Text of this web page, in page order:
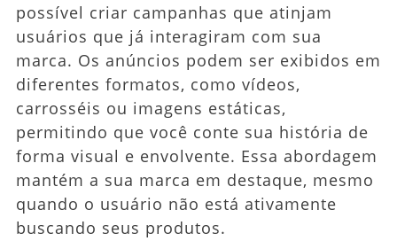
possível criar campanhas que atinjam
usuários que já interagiram com sua
marca. Os anúncios podem ser exibidos em
diferentes formatos, como vídeos,
carrosséis ou imagens estáticas,
permitindo que você conte sua história de
forma visual e envolvente. Essa abordagem
mantém a sua marca em destaque, mesmo
quando o usuário não está ativamente
buscando seus produtos.